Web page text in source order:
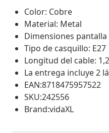
Color: Cobre
Material: Metal
Dimensiones
Tipo de casquillo: E27
Longitud del cable:
La entrega incluye 2
EAN:8718475957522
SKU:242556
Brand:vidaXL